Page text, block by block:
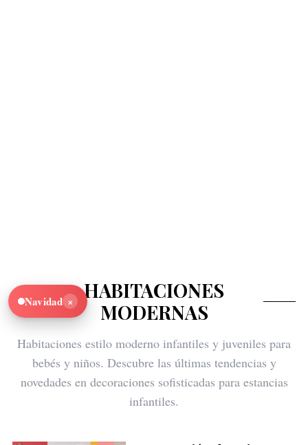
HABITACIONES
MODERNAS
Habitaciones estilo moderno infantiles y juveniles para
bebés y niños. Descubre las últimas tendencias y
novedades en decoraciones sofisticadas para estancias
infantiles.
Navidad ×